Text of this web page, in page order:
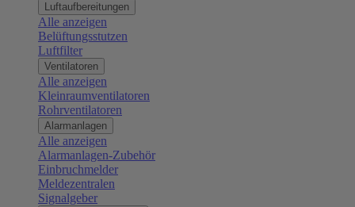
Luftaufbereitungen
Alle anzeigen
Belüftungsstutzen
Luftfilter
Ventilatoren
Alle anzeigen
Kleinraumventilatoren
Rohrventilatoren
Alarmanlagen
Alle anzeigen
Alarmanlagen-Zubehör
Einbruchmelder
Meldezentralen
Signalgeber